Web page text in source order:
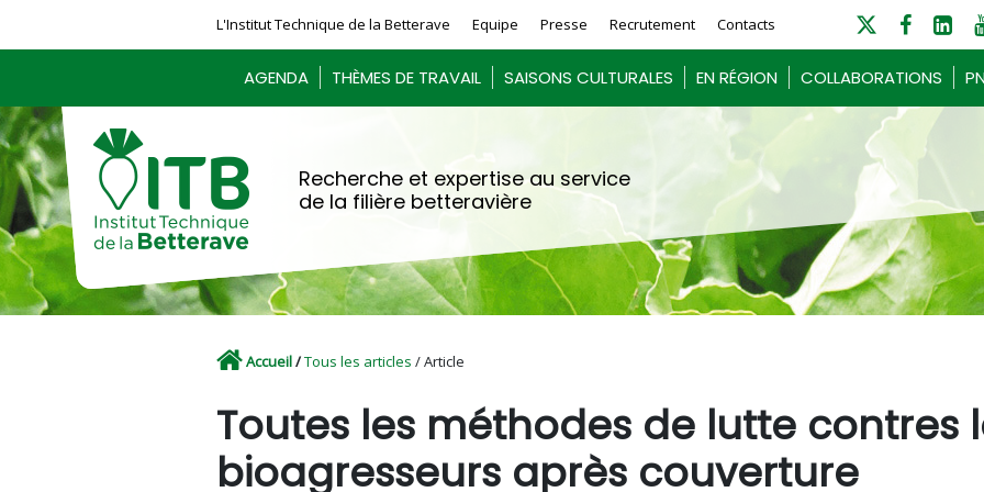
L'Institut Technique de la Betterave Equipe Presse Recrutement Contacts
AGENDA THÈMES DE TRAVAIL SAISONS CULTURALES EN RÉGION COLLABORATIONS
Recherche et expertise au service
de la filière betteravière
Accueil/Tous les articles / Article
Toutes les méthodes de lutte contres
bioagresseurs après couverture